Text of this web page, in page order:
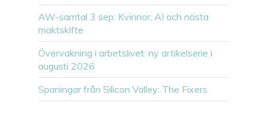
AW-samtal 3 sep: Kvinnor, AI och nästa
maktskifte
Övervakning i arbetslivet: ny artikelserie i
augusti 2026
Spaningar från Silicon Valley: The Fixers